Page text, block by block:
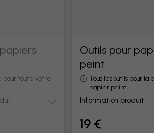
pour toute votre
Outils pour
peint
Tous les outils pour la
papier peint
Information produit
19 €